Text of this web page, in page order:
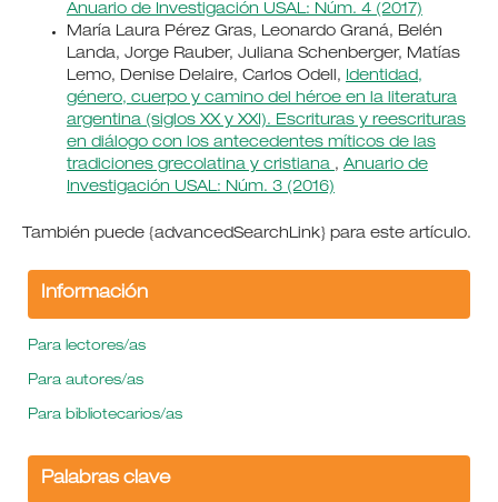
Anuario de Investigación USAL: Núm. 4 (2017)
María Laura Pérez Gras, Leonardo Graná, Belén
Landa, Jorge Rauber, Juliana Schenberger, Matías
Lemo, Denise Delaire, Carlos Odell, Identidad,
género, cuerpo y camino del héroe en la literatura
argentina (siglos XX y XXI). Escrituras y reescrituras
en diálogo con los antecedentes míticos de las
tradiciones grecolatina y cristiana , Anuario de
Investigación USAL: Núm. 3 (2016)
También puede {advancedSearchLink} para este artículo.
Información
Para lectores/as
Para autores/as
Para bibliotecarios/as
Palabras clave